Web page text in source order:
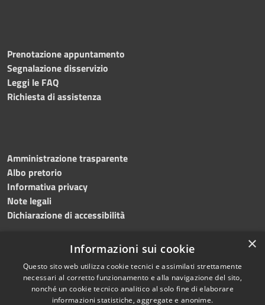
Prenotazione appuntamento
Segnalazione disservizio
Leggi le FAQ
Richiesta di assistenza
Amministrazione trasparente
Albo pretorio
Informativa privacy
Note legali
Dichiarazione di accessibilità
RSS
Accessibilità
Copyright © 2024 •
Comune diGrottaminarda
• Powered byMunicipium
×
Informazioni sui cookie
Questo sito web utilizza cookie tecnici e assimilati strettamente
necessari al corretto funzionamento e alla navigazione del sito,
nonché un cookie tecnico analitico al solo fine di elaborare
informazioni statistiche, aggregate e anonime.